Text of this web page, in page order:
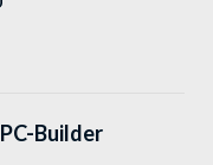
PC-Builder